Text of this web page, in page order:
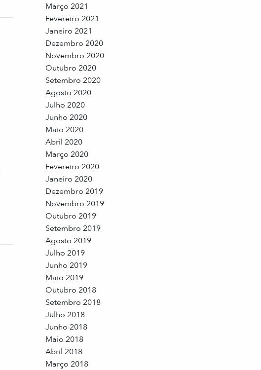
Março 2021
Fevereiro 2021
Janeiro 2021
Dezembro 2020
Novembro 2020
Outubro 2020
Setembro 2020
Agosto 2020
Julho 2020
Junho 2020
Maio 2020
Abril 2020
Março 2020
Fevereiro 2020
Janeiro 2020
Dezembro 2019
Novembro 2019
Outubro 2019
Setembro 2019
Agosto 2019
Julho 2019
Junho 2019
Maio 2019
Outubro 2018
Setembro 2018
Julho 2018
Junho 2018
Maio 2018
Abril 2018
Março 2018